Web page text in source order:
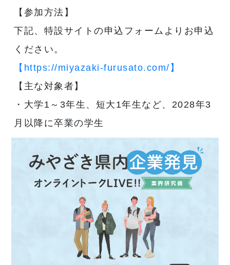
【参加方法】
下記、特設サイトの申込フォームよりお申込
ください。
【https://miyazaki-furusato.com/】
【主な対象者】
・大学1～3年生、短大1年生など、2028年3
月以降に卒業の学生